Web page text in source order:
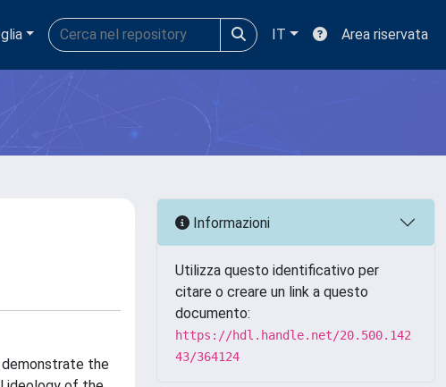
IT Area riservata
demonstrate the
Informazioni
Utilizza questo identificativo per
citare o creare un link a questo
documento:
https://hdl.handle.net/20.500.142
43/364124